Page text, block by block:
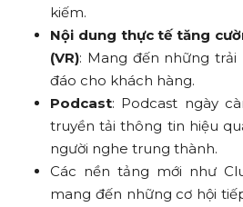
kiếm.
Nội dung thực tế tăng
(VR): Mang đến những
đáo cho khách hàng.
Podcast: Podcast ngày
truyền tải thông tin hiệu
người nghe trung thành.
Các nền tảng mới như
mang đến những cơ hội